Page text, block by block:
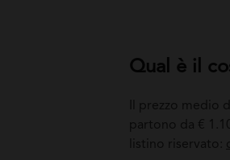
Qual è il
Il prezzo medio
partono da €
listino riservato: